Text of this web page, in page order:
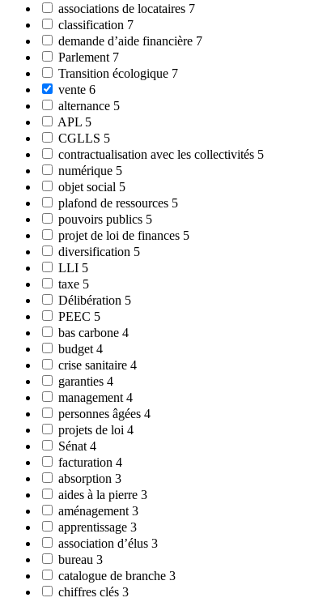
associations de locataires 7
classification 7
demande d’aide financière 7
Parlement 7
Transition écologique 7
vente 6
alternance 5
APL 5
CGLLS 5
contractualisation avec les collectivités 5
numérique 5
objet social 5
plafond de ressources 5
pouvoirs publics 5
projet de loi de finances 5
diversification 5
LLI 5
taxe 5
Délibération 5
PEEC 5
bas carbone 4
budget 4
crise sanitaire 4
garanties 4
management 4
personnes âgées 4
projets de loi 4
Sénat 4
facturation 4
absorption 3
aides à la pierre 3
aménagement 3
apprentissage 3
association d’élus 3
bureau 3
catalogue de branche 3
chiffres clés 3